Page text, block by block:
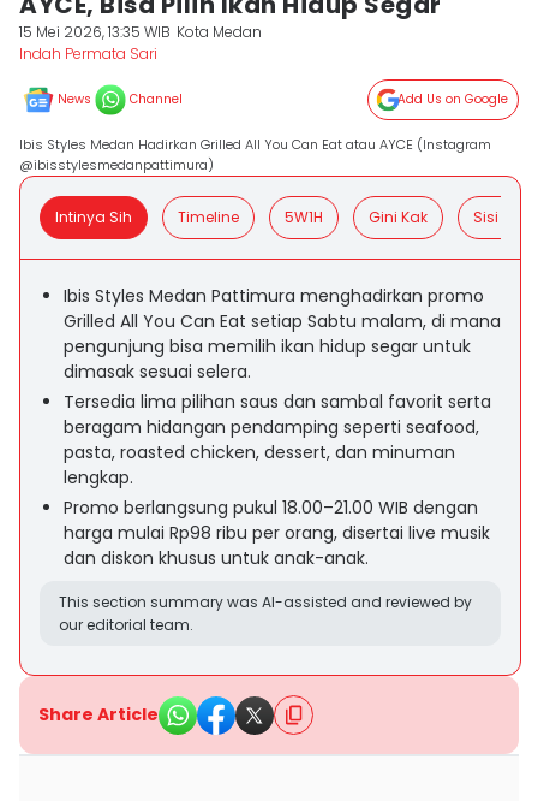
15 Mei 2026, 13:35 WIB Kota Medan
Indah Permata Sari
News Channel Add Us on Google
Ibis Styles Medan Hadirkan Grilled All You Can Eat atau AYCE (Instagram
@ibisstylesmedanpattimura)
Intinya Sih Timeline 5W1H Gini Kak Sisi
Ibis Styles Medan Pattimura menghadirkan promo
Grilled All You Can Eat setiap Sabtu malam, di mana
pengunjung bisa memilih ikan hidup segar untuk
dimasak sesuai selera.
Tersedia lima pilihan saus dan sambal favorit serta
beragam hidangan pendamping seperti seafood,
pasta, roasted chicken, dessert, dan minuman
lengkap.
Promo berlangsung pukul 18.00–21.00 WIB dengan
harga mulai Rp98 ribu per orang, disertai live musik
dan diskon khusus untuk anak-anak.
This section summary was AI-assisted and reviewed by
our editorial team.
Share Article